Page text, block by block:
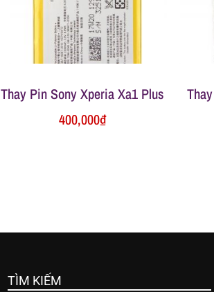
Thay Pin Sony Xperia Xa1 Plus
400,000₫
TÌM KIẾM